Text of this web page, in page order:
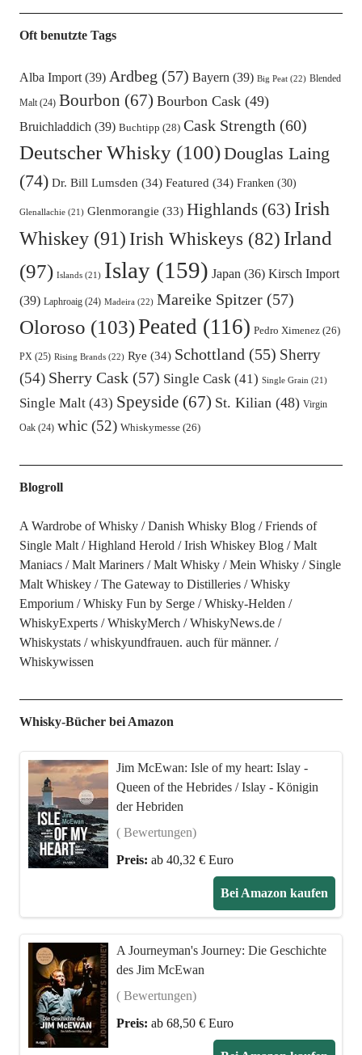
Oft benutzte Tags
Alba Import(39) Ardbeg (57) Bayern(39) Big Peat(22) Blended
Malt(24) Bourbon (67) Bourbon Cask(49)
Bruichladdich(39) Buchtipp (28) Cask Strength (60)
Deutscher Whisky(100)Douglas Laing
(74) Dr. Bill Lumsden (34) Featured (34) Franken(30)
Glenallachie(21) Glenmorangie (33) Highlands(63) Irish
Whiskey(91) Irish Whiskeys (82) Irland
(97) Islands(21) Islay(159) Japan (36) Kirsch Import
(39) Laphroaig(24) Madeira(22) Mareike Spitzer(57)
Oloroso (103)Peated (116) Pedro Ximenez(26)
PX(25) Rising Brands(22) Rye (34) Schottland (55) Sherry
(54) Sherry Cask(57) Single Cask(41) Single Grain (21)
Single Malt(43) Speyside(67) St. Kilian(48) Virgin
Oak(24) whic(52) Whiskymesse(26)
Blogroll
A Wardrobe of Whisky Danish Whisky Blog
Friends of
Single Malt
Highland Herold Irish Whiskey Blog
Malt
Maniacs
Malt Mariners Malt Whisky Mein Whisky
Single
Malt Whiskey
The Gateway to Distilleries
Whisky
Emporium
Whisky Fun by Serge
Whisky-Helden
WhiskyExperts
WhiskyMerch
WhiskyNews.de
Whiskystats
whiskyundfrauen. auch für männer.
Whiskywissen
Whisky-Bücher bei Amazon
Jim McEwan: Isle of my heart: Islay -
Queen of the Hebrides / Islay - Königin
der Hebriden
( Bewertungen)
Preis: ab 40,32 € Euro
Bei Amazon kaufen
A Journeyman's Journey: Die Geschichte
des Jim McEwan
( Bewertungen)
Preis: ab 68,50 € Euro